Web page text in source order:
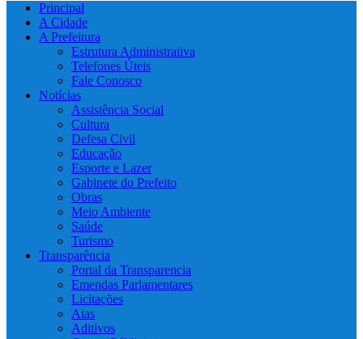
Principal
A Cidade
A Prefeitura
Estrutura Administrativa
Telefones Úteis
Fale Conosco
Notícias
Assistência Social
Cultura
Defesa Civil
Educação
Esporte e Lazer
Gabinete do Prefeito
Obras
Meio Ambiente
Saúde
Turismo
Transparência
Portal da Transparencia
Emendas Parlamentares
Licitações
Atas
Aditivos